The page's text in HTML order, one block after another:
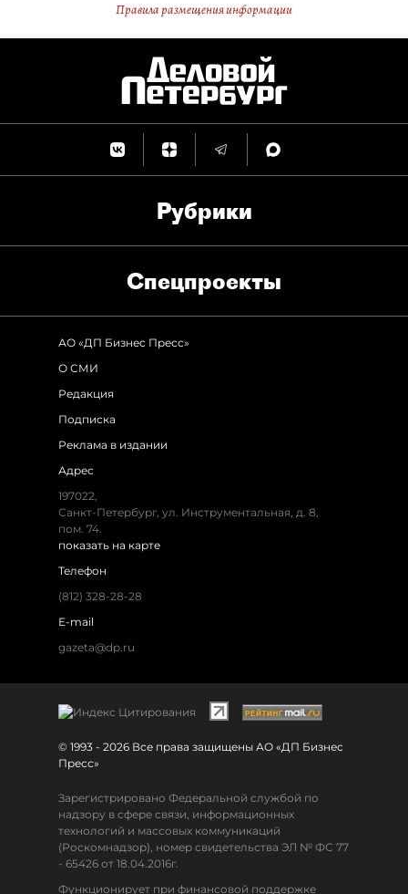
Правила размещения информации
Рубрики
Спец­проекты
АО «ДП Бизнес Пресс»
О СМИ
Редакция
Подписка
Реклама в издании
Адрес
197022,
Санкт-Петербург, ул. Инструментальная, д. 8,
пом. 74.
показать на карте
Телефон
(812) 328-28-28
E-mail
gazeta@dp.ru
© 1993 - 2026 Все права защищены АО «ДП Бизнес
Пресс»
Зарегистрировано Федеральной службой по
надзору в сфере связи, информационных
технологий и массовых коммуникаций
(Роскомнадзор), номер свидетельства ЭЛ № ФС 77
- 65426 от 18.04.2016г.
Функционирует при финансовой поддержке